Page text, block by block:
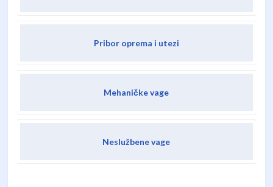
Pribor oprema i utezi
Mehaničke vage
Neslužbene vage